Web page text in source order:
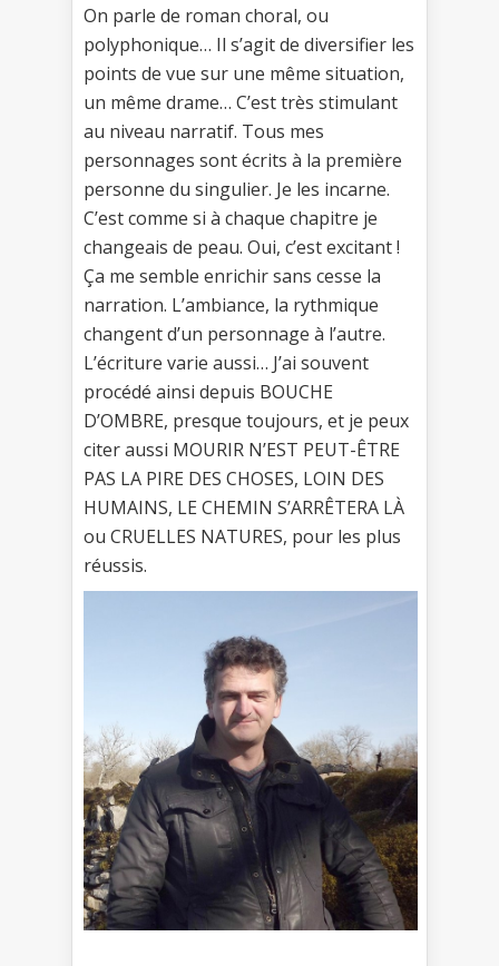
On parle de roman choral, ou
polyphonique… Il s’agit de diversifier les
points de vue sur une même situation,
un même drame… C’est très stimulant
au niveau narratif. Tous mes
personnages sont écrits à la première
personne du singulier. Je les incarne.
C’est comme si à chaque chapitre je
changeais de peau. Oui, c’est excitant !
Ça me semble enrichir sans cesse la
narration. L’ambiance, la rythmique
changent d’un personnage à l’autre.
L’écriture varie aussi… J’ai souvent
procédé ainsi depuis BOUCHE
D’OMBRE, presque toujours, et je peux
citer aussi MOURIR N’EST PEUT-ÊTRE
PAS LA PIRE DES CHOSES, LOIN DES
HUMAINS, LE CHEMIN S’ARRÊTERA LÀ
ou CRUELLES NATURES, pour les plus
réussis.